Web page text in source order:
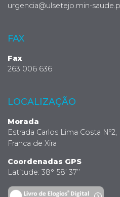
urgencia@ulsetejo.min-
FAX
Fax
263 006 636
LOCALIZAÇÃO
Morada
Estrada Carlos Lima Costa
Franca de Xira
Coordenadas GPS
Latitude: 38° 58’ 37’’